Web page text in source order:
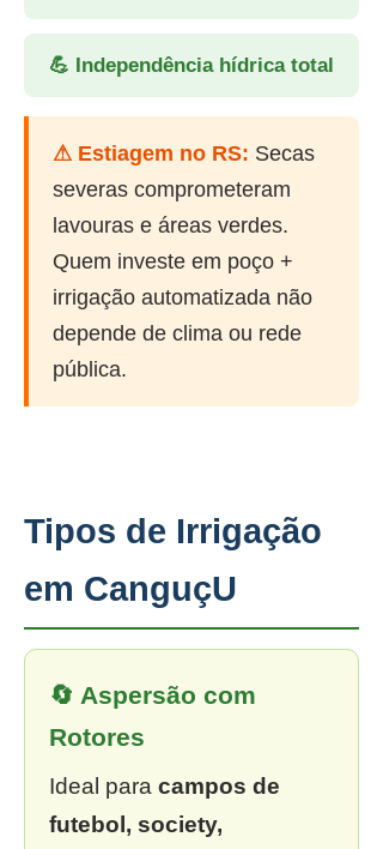
💪 Independência hídrica total
⚠ Estiagem no RS: Secas
severas comprometeram
lavouras e áreas verdes.
Quem investe em poço +
irrigação automatizada não
depende de clima ou rede
pública.
Tipos de Irrigação
em CanguçU
🔄 Aspersão com
Rotores
Ideal para campos de
futebol, society,